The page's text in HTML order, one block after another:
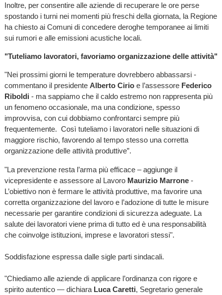
Inoltre, per consentire alle aziende di recuperare le ore perse
spostando i turni nei momenti più freschi della giornata, la Regione
ha chiesto ai Comuni di concedere deroghe temporanee ai limiti
sui rumori e alle emissioni acustiche locali.
"Tuteliamo lavoratori, favoriamo organizzazione delle attività"
"Nei prossimi giorni le temperature dovrebbero abbassarsi -
commentano il presidente Alberto Cirio e l’assessore Federico
Riboldi - ma sappiamo che il caldo estremo non rappresenta più
un fenomeno occasionale, ma una condizione, spesso
improvvisa, con cui dobbiamo confrontarci sempre più
frequentemente. Così tuteliamo i lavoratori nelle situazioni di
maggiore rischio, favorendo al tempo stesso una corretta
organizzazione delle attività produttive”.
"La prevenzione resta l’arma più efficace – aggiunge il
vicepresidente e assessore al Lavoro Maurizio Marrone-
L’obiettivo non è fermare le attività produttive, ma favorire una
corretta organizzazione del lavoro e l’adozione di tutte le misure
necessarie per garantire condizioni di sicurezza adeguate. La
salute dei lavoratori viene prima di tutto ed è una responsabilità
che coinvolge istituzioni, imprese e lavoratori stessi".
Soddisfazione espressa dalle sigle parti sindacali.
"Chiediamo alle aziende di applicare l’ordinanza con rigore e
spirito autentico — dichiara Luca Caretti, Segretario generale